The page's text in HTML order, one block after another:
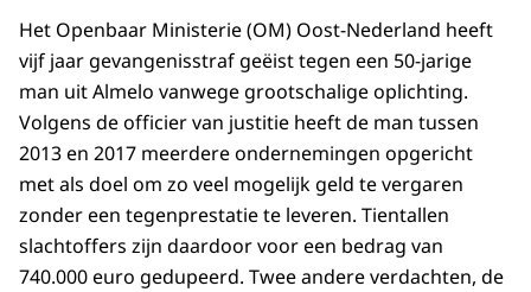
Het Openbaar Ministerie (OM) Oost-Nederland heeft
vijf jaar gevangenisstraf geëist tegen een 50-jarige
man uit Almelo vanwege grootschalige oplichting.
Volgens de officier van justitie heeft de man tussen
2013 en 2017 meerdere ondernemingen opgericht
met als doel om zo veel mogelijk geld te vergaren
zonder een tegenprestatie te leveren. Tientallen
slachtoffers zijn daardoor voor een bedrag van
740.000 euro gedupeerd. Twee andere verdachten, de